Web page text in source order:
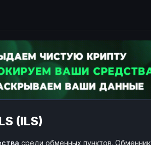
(ILS)
среди обменных пунктов.